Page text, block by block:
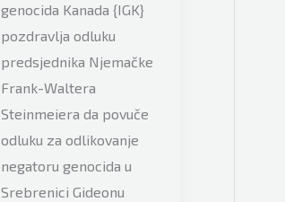
genocida Kanada {IGK}
pozdravlja odluku
predsjednika Njemačke
Frank-Waltera
Steinmeiera da povuče
odluku za odlikovanje
negatoru genocida u
Srebrenici Gideonu